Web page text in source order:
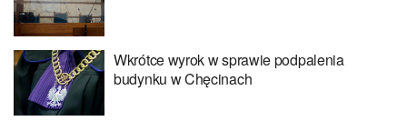
Wkrótce wyrok w sprawie podpalenia
budynku w Chęcinach